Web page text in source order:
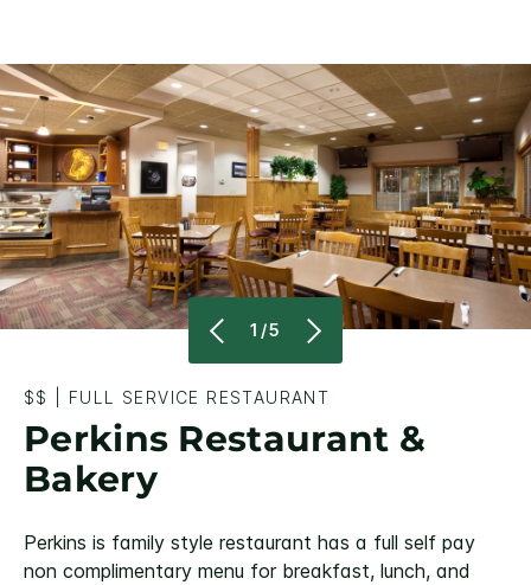
1/5
$$ FULL SERVICE RESTAURANT
Perkins Restaurant &
Bakery
Perkins is family style restaurant has a full self pay
non complimentary menu for breakfast, lunch, and